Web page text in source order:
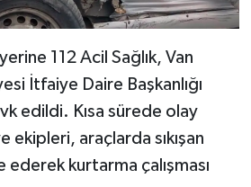
112 Acil Sağlık, Van
İtfaiye Daire Başkanlığı
edildi. Kısa sürede olay
ekipleri, araçlarda sıkışan
ederek kurtarma çalışması